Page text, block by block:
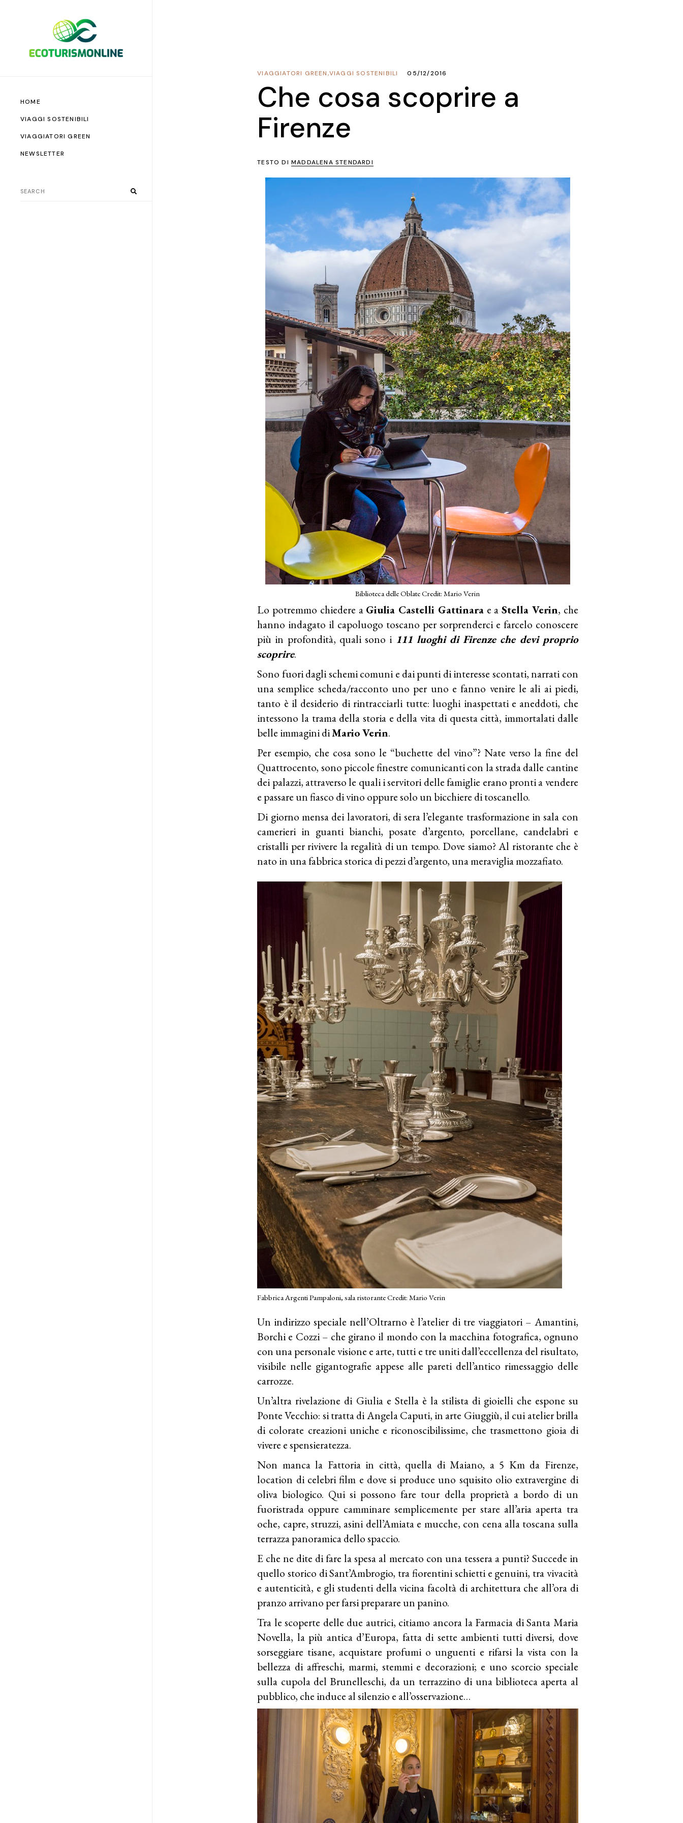
HOME
VIAGGI SOSTENIBILI
VIAGGIATORI GREEN
NEWSLETTER
VIAGGI SOSTENIBILI
,
VIAGGIATORI GREEN 05/12/2016
Che cosa scoprire a
Firenze
TESTO DI MADDALENA STENDARDI
Biblioteca delle Oblate Credit: Mario Verin
Lo potremmo chiedere a Giulia Castelli Gattinarae aStella Verin, che
hanno indagato il capoluogo toscano per sorprenderci e farcelo conoscere
più in profondità, quali sono i 111 luoghi di Firenze che devi proprio
scoprire.
Sono fuori dagli schemi comuni e dai punti di interesse scontati, narrati con
una semplice scheda/racconto uno per uno e fanno venire le ali ai piedi,
tanto è il desiderio di rintracciarli tutte: luoghi inaspettati e aneddoti, che
intessono la trama della storia e della vita di questa città, immortalati dalle
belle immagini diMario Verin.
Per esempio, che cosa sono le “buchette del vino”? Nate verso la fine del
Quattrocento, sono piccole finestre comunicanti con la strada dalle cantine
dei palazzi, attraverso le quali i servitori delle famiglie erano pronti a vendere
e passare un fiasco di vino oppure solo un bicchiere di toscanello.
Di giorno mensa dei lavoratori, di sera l’elegante trasformazione in sala con
camerieri in guanti bianchi, posate d’argento, porcellane, candelabri e
cristalli per rivivere la regalità di un tempo. Dove siamo? Al ristorante che è
nato in una fabbrica storica di pezzi d’argento, una meraviglia mozzafiato.
Fabbrica Argenti Pampaloni, sala ristorante Credit: Mario Verin
Un indirizzo speciale nell’Oltrarno è l’atelier di tre viaggiatori – Amantini,
Borchi e Cozzi – che girano il mondo con la macchina fotografica, ognuno
con una personale visione e arte, tutti e tre uniti dall’eccellenza del risultato,
visibile nelle gigantografie appese alle pareti dell’antico rimessaggio delle
carrozze.
Un’altra rivelazione di Giulia e Stella è la stilista di gioielli che espone su
Ponte Vecchio: si tratta di Angela Caputi, in arte Giuggiù, il cui atelier brilla
di colorate creazioni uniche e riconoscibilissime, che trasmettono gioia di
vivere e spensieratezza.
Non manca la Fattoria in città, quella di Maiano, a 5 Km da Firenze,
location di celebri film e dove si produce uno squisito olio extravergine di
oliva biologico. Qui si possono fare tour della proprietà a bordo di un
fuoristrada oppure camminare semplicemente per stare all’aria aperta tra
oche, capre, struzzi, asini dell’Amiata e mucche, con cena alla toscana sulla
terrazza panoramica dello spaccio.
E che ne dite di fare la spesa al mercato con una tessera a punti? Succede in
quello storico di Sant’Ambrogio, tra fiorentini schietti e genuini, tra vivacità
e autenticità, e gli studenti della vicina facoltà di architettura che all’ora di
pranzo arrivano per farsi preparare un panino.
Tra le scoperte delle due autrici, citiamo ancora la Farmacia di Santa Maria
Novella, la più antica d’Europa, fatta di sette ambienti tutti diversi, dove
sorseggiare tisane, acquistare profumi o unguenti e rifarsi la vista con la
bellezza di affreschi, marmi, stemmi e decorazioni; e uno scorcio speciale
sulla cupola del Brunelleschi, da un terrazzino di una biblioteca aperta al
pubblico, che induce al silenzio e all’osservazione…